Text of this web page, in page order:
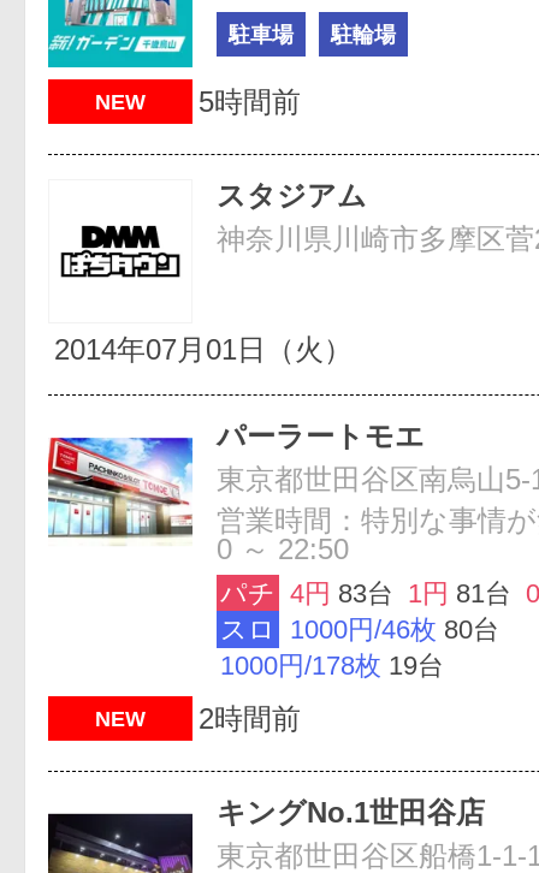
駐車場 駐輪場
NEW 5時間前
スタジアム
神奈川県川崎市多摩区
2014年07月01日（火）
パーラートモエ
東京都世田谷区南烏山5-
営業時間：特別な事情
0 ～ 22:50
パチ 4円 83台 1円 81台
スロ
1000円/46枚 80台
1000円/178枚 19台
NEW 2時間前
キングNo.1世田谷店
東京都世田谷区船橋1-1-